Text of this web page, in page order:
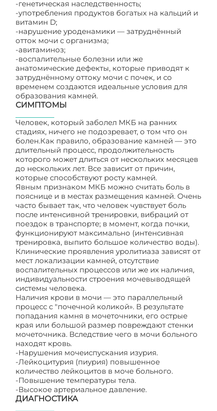
-генетическая наследственность;
-употребления продуктов богатых на кальций и
витамин D;
-нарушение уроденамики — затруднённый
отток мочи c организма;
-авитаминоз;
-воспалительные болезни или же
анатомические дефекты, которые приводят к
затруднённому оттоку мочи c почек, и со
временем создаются идеальные условия для
образования камней.
СИМПТОМЫ
Человек, который заболел МКБ на ранних
стадиях, ничего не подозревает, о том что он
болен.Как правило, образование камней — это
длительный процесс, продолжительность
которого может длиться от нескольких месяцев
до нескольких лет. Все зависит от причин,
которые способствуют росту камней.
Явным признаком МКБ можно считать боль в
пояснице и в местах размещения камней. Очень
часто бывает так, что человек чувствует боль
после интенсивной тренировки, вибраций от
поездок в транспорте; в момент, когда почки,
функционируют максимально (интенсивная
тренировка, выпито большое количество воды).
Клинические проявления уролитиаза зависят от
мест локализации камней, отсутствие
воспалительных процессов или же их наличия,
индивидуальности строения мочевыводящей
системы человека.
Наличия крови в мочи — это параллельный
процесс с "почечной коликой». В результате
попадания камня в мочеточники, его острые
края или большой размер повреждают стенки
мочеточника. Вследствие чего в мочи больного
находят кровь.
-Нарушения мочеиспускания изурия.
-Лейкоцитурия (пиурия) повышенное
количество лейкоцитов в моче больного.
-Повышение температуры тела.
-Высокое артериальное давление.
ДИАГНОСТИКА